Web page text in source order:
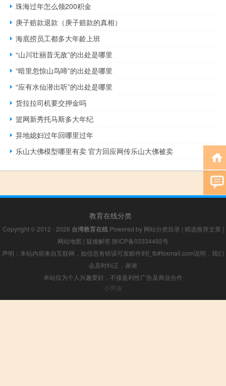
珠海过年怎么领200积金
庚子赔款退款（庚子赔款的真相）
海底捞员工都多大年龄上班
“山川壮丽昔无敌”的出处是哪里
“暗里忽惊山鸟啼”的出处是哪里
“应有水仙潜出听”的出处是哪里
货拉拉司机要交押金吗
篮网新秀托马斯多大年纪
异地媳妇过年回哪里过年
乐山大佛模型哪里有卖 官方回应网传乐山大佛被卖
教育在线分类
Copyright © 2012 - 2026 台湾教育在线Powered by 网站分类目录 | 精选推荐文章 |
网站地图 | 疑难解答 陕ICP备03334492号
声明：本站内容来自互联网，如信息有错误可发邮件到f_fb#foxmail.com说明，我们
会及时纠正，谢谢
本站仅为个人兴趣爱好，不接盈利性广告及商业合作
小男孩